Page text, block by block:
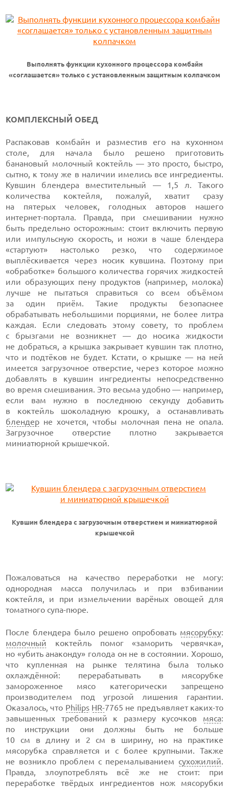
Выполнять функции кухонного процессора комбайн
«соглашается» только с установленным защитным колпачком
КОМПЛЕКСНЫЙ ОБЕД
Распаковав комбайн и разместив его на кухонном
столе, для начала было решено приготовить
банановый молочный коктейль — это просто, быстро,
сытно, к тому же в наличии имелись все ингредиенты.
Кувшин блендера вместительный — 1,5 л. Такого
количества коктейля, пожалуй, хватит сразу
на пятерых человек, голодных авторов нашего
интернет-портала. Правда, при смешивании нужно
быть предельно осторожным: стоит включить первую
или импульсную скорость, и ножи в чаше блендера
«стартуют» настолько резко, что содержимое
выплёскивается через носик кувшина. Поэтому при
«обработке» большого количества горячих жидкостей
или образующих пену продуктов (например, молока)
лучше не пытаться справиться со всем объёмом
за один приём. Такие продукты безопаснее
обрабатывать небольшими порциями, не более литра
каждая. Если следовать этому совету, то проблем
с брызгами не возникнет — до носика жидкости
не добраться, а крышка закрывает кувшин так плотно,
что и подтёков не будет. Кстати, о крышке — на ней
имеется загрузочное отверстие, через которое можно
добавлять в кувшин ингредиенты непосредственно
во время смешивания. Это весьма удобно — например,
если вам нужно в последнюю секунду добавить
в коктейль шоколадную крошку, а останавливать
блендер не хочется, чтобы молочная пена не опала.
Загрузочное отверстие плотно закрывается
миниатюрной крышечкой.
Кувшин блендера с загрузочным отверстием и миниатюрной
крышечкой
Пожаловаться на качество переработки не могу:
однородная масса получилась и при взбивании
коктейля, и при измельчении варёных овощей для
томатного супа-пюре.
После блендера было решено опробовать мясорубку:
молочный коктейль помог «заморить червячка»,
но «убить анаконду» голода он не в состоянии. Хорошо,
что купленная на рынке телятина была только
охлаждённой: перерабатывать в мясорубке
замороженное мясо категорически запрещено
производителем под угрозой лишения гарантии.
Оказалось, что Philips HR-7765 не предъявляет каких-то
завышенных требований к размеру кусочков мяса:
по инструкции они должны быть не больше
10 см в длину и 2 см в ширину, но на практике
мясорубка справляется и с более крупными. Также
не возникло проблем с перемалыванием сухожилий.
Правда, злоупотреблять всё же не стоит: при
переработке твёрдых ингредиентов нож мясорубки